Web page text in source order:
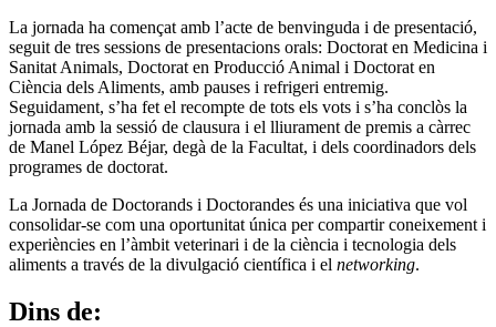
La jornada ha començat amb l’acte de benvinguda i de presentació,
seguit de tres sessions de presentacions orals: Doctorat en Medicina i
Sanitat Animals, Doctorat en Producció Animal i Doctorat en
Ciència dels Aliments, amb pauses i refrigeri entremig.
Seguidament, s’ha fet el recompte de tots els vots i s’ha conclòs la
jornada amb la sessió de clausura i el lliurament de premis a càrrec
de Manel López Béjar, degà de la Facultat, i dels coordinadors dels
programes de doctorat.
La Jornada de Doctorands i Doctorandes és una iniciativa que vol
consolidar-se com una oportunitat única per compartir coneixement i
experiències en l’àmbit veterinari i de la ciència i tecnologia dels
aliments a través de la divulgació científica i el networking.
Dins de: